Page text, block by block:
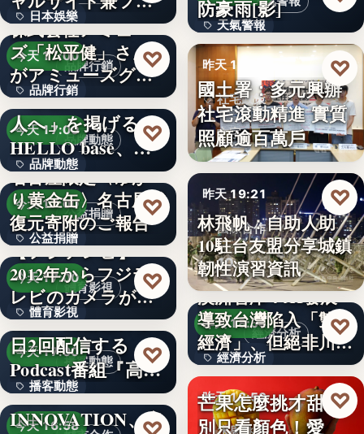
日本娛樂
730円
ァ…
品牌行銷
今天 17:00
品牌行銷
1,200億円
株式会社アミュー
ズ「松平健」さん
がアミューズグル
ープ ス…
♡
品牌動態
今天 17:00
品牌動態
文字
「社長に買われる
人へ」を掲げる
HELLO base、創
業…
♡
公益捐贈
今天 17:00
公益捐贈
4,550,085
名古屋限定〈ゆか
り黄金缶〉名古屋城
復元寄附のご報告
♡
體育影視
今天 17:00
體育影視
99
【フジテレビ】
2012年からフジテ
レビのカメラが追
い続け…
♡
播客動態
今天 17:00
播客動態
文字
俳優・高橋健介が1
日2回配信する
Podcast番組『高
橋…
♡
今天 16:58
NEXT
INNOVATION、名
天氣警報
文字
防豪雨[影]
昨天 19:26
社宅政策
文字
國土署：多元興辦
社宅滾動精進 實質
照顧逾百萬戶
♡
昨天 19:21
國際合作
10
林飛帆：自助人助
10駐台友盟分享城鎮
韌性演習資訊
♡
經濟分析
昨天 18:54
經濟分析
40%
澳洲智庫：AI發展
導致台灣陷入「雙速
經濟」、但絕非川普
所…
♡
昨天 18:53
芒果怎麼挑才甜？
別只看顏色！愛
♡